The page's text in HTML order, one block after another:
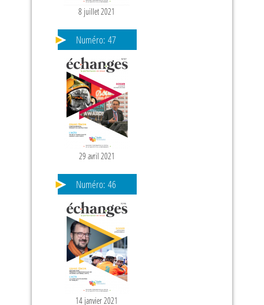
8 juillet 2021
Numéro: 47
29 avril 2021
Numéro: 46
14 janvier 2021